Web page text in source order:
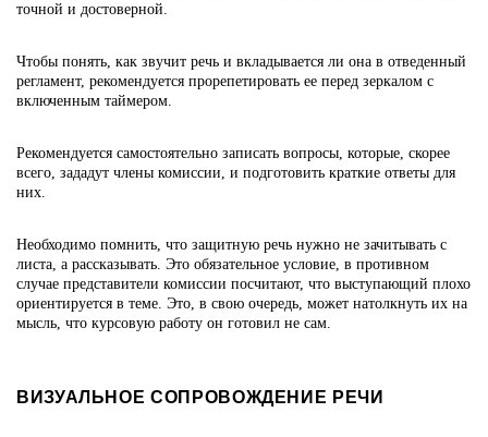
точной и достоверной.
Чтобы понять, как звучит речь и вкладывается ли она в отведенный
регламент, рекомендуется прорепетировать ее перед зеркалом с
включенным таймером.
Рекомендуется самостоятельно записать вопросы, которые, скорее
всего, зададут члены комиссии, и подготовить краткие ответы для
них.
Необходимо помнить, что защитную речь нужно не зачитывать с
листа, а рассказывать. Это обязательное условие, в противном
случае представители комиссии посчитают, что выступающий плохо
ориентируется в теме. Это, в свою очередь, может натолкнуть их на
мысль, что курсовую работу он готовил не сам.
ВИЗУАЛЬНОЕ СОПРОВОЖДЕНИЕ РЕЧИ